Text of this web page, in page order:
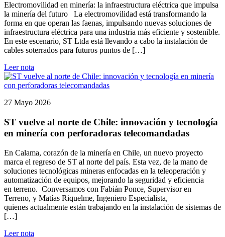
Electromovilidad en minería: la infraestructura eléctrica que impulsa
la minería del futuro La electromovilidad está transformando la
forma en que operan las faenas, impulsando nuevas soluciones de
infraestructura eléctrica para una industria más eficiente y sostenible.
En este escenario, ST Ltda está llevando a cabo la instalación de
cables soterrados para futuros puntos de […]
Leer nota
27 Mayo 2026
ST vuelve al norte de Chile: innovación y tecnología
en minería con perforadoras telecomandadas
En Calama, corazón de la minería en Chile, un nuevo proyecto
marca el regreso de ST al norte del país. Esta vez, de la mano de
soluciones tecnológicas mineras enfocadas en la teleoperación y
automatización de equipos, mejorando la seguridad y eficiencia
en terreno. Conversamos con Fabián Ponce, Supervisor en
Terreno, y Matías Riquelme, Ingeniero Especialista,
quienes actualmente están trabajando en la instalación de sistemas de
[…]
Leer nota